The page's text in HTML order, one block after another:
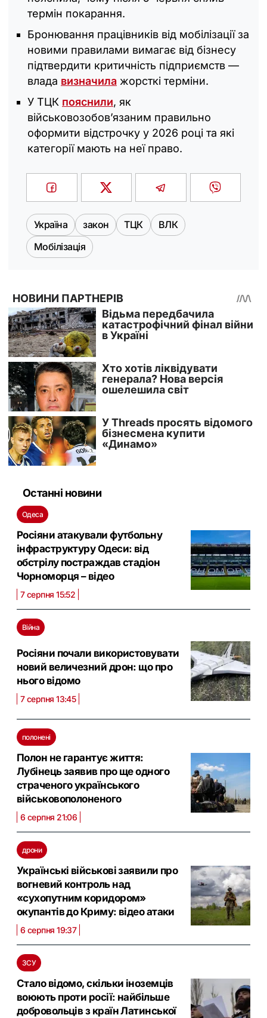
термін покарання.
Бронювання працівників від мобілізації за
новими правилами вимагає від бізнесу
підтвердити критичність підприємств —
влада визначила жорсткі терміни.
У ТЦК пояснили, як
військовозобов’язаним правильно
оформити відстрочку у 2026 році та які
категорії мають на неї право.
Україна закон ТЦК
ВЛК
Мобілізація
Останні новини
Одеса
Росіяни атакували футбольну
інфраструктуру Одеси: від
обстрілу постраждав стадіон
Чорноморця – відео
7 серпня 15:52
Війна
Росіяни почали використовувати
новий величезний дрон: що про
нього відомо
7 серпня 13:45
полонені
Полон не гарантує життя:
Лубінець заявив про ще одного
страченого українського
військовополоненого
6 серпня 21:06
дрони
Українські військові заявили про
вогневий контроль над
«сухопутним коридором»
окупантів до Криму: відео атаки
6 серпня 19:37
ЗСУ
Стало відомо, скільки іноземців
воюють проти росії: найбільше
добровольців з країн Латинської